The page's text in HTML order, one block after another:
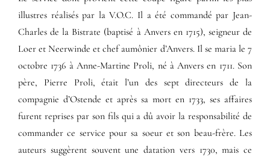
illustres réalisés par la V.O.C. Il a été commandé par Jean-
Charles de la Bistrate (baptisé à Anvers en 1715), seigneur de
Loer et Neerwinde et chef aumônier d’Anvers. Il se maria le 7
octobre 1736 à Anne-Martine Proli, né à Anvers en 1711. Son
père, Pierre Proli, était l’un des sept directeurs de la
compagnie d’Ostende et après sa mort en 1733, ses affaires
furent reprises par son fils qui a dû avoir la responsabilité de
commander ce service pour sa soeur et son beau-frère. Les
auteurs suggèrent souvent une datation vers 1730, mais ce